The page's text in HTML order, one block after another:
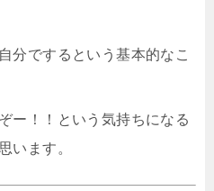
でするという基本的なこ
ー！！という気持ちになる
います。